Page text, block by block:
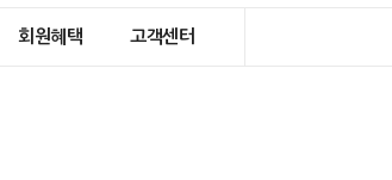
회원혜택 고객센터